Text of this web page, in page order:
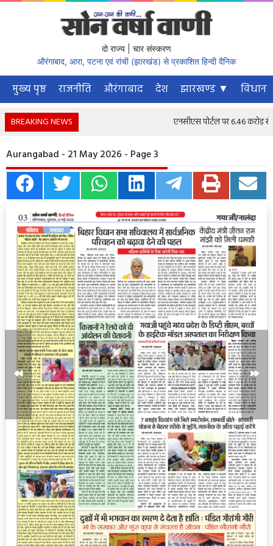
दो राज्य | चार संस्करण
औरंगाबाद, आरा, पटना एवं रांची (झारखंड) से प्रकाशित हिन्दी दैनिक
मुख्य पृष्ठ राजनीति औरंगाबाद देश झारखण्ड ▼
BREAKING NEWS एनसीएस पोर्टल पर 6.46 करोड़ से
Aurangabad - 21 May 2026 - Page 3